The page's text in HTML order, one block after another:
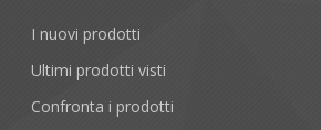
I nuovi prodotti
Ultimi prodotti visti
Confronta i prodotti